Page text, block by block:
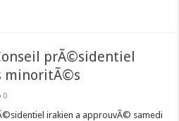
prÃ©sidentiel
minoritÃ©s
0
irakien a approuvÃ© samedi